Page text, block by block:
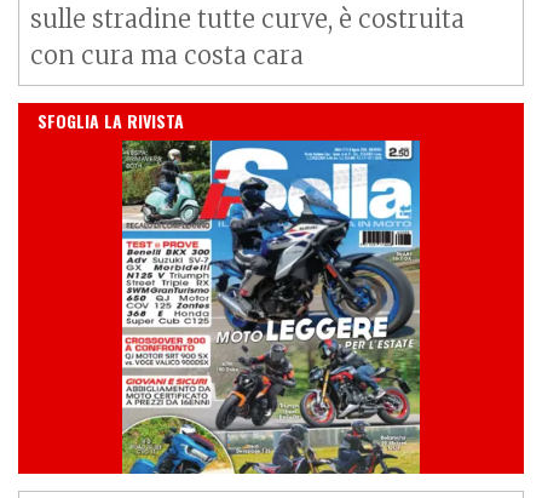
sulle stradine tutte curve, è costruita
con cura ma costa cara
IN EDICOLA
SFOGLIA LA RIVISTA